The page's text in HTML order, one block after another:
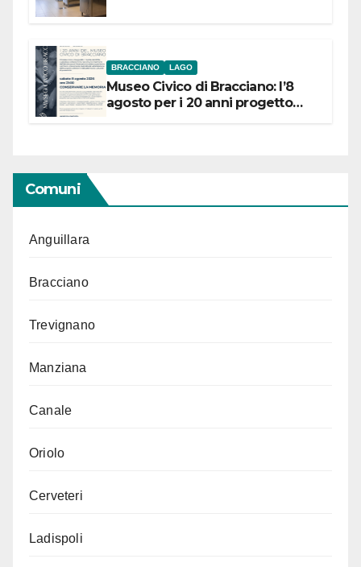
BRACCIANO LAGO
Museo Civico di Bracciano: l’8
agosto per i 20 anni progetto
Comuni
Anguillara
Bracciano
Trevignano
Manziana
Canale
Oriolo
Cerveteri
Ladispoli